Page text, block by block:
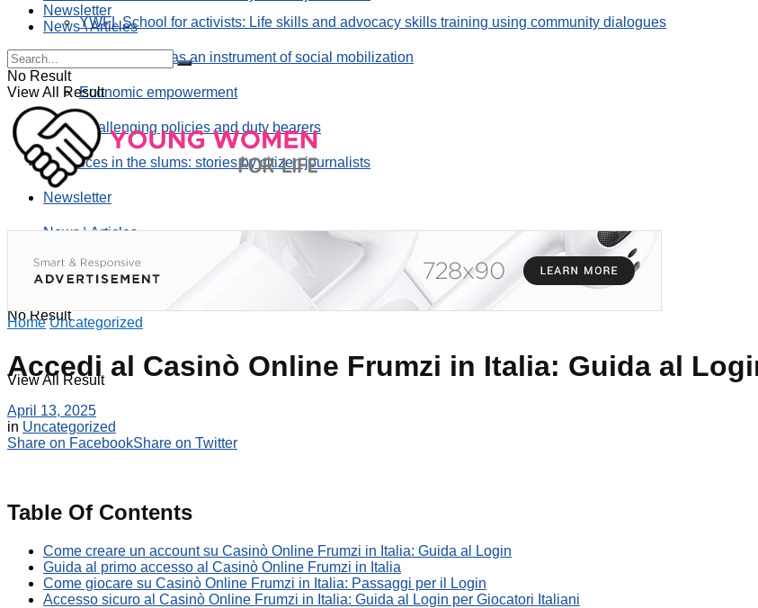
YWFL School for activists: Life skills and advocacy skills training using community dialogues
Using taverns as an instrument of social mobilization
Economic empowerment
Challenging policies and duty bearers
the voices in the slums: stories by citizen journalists
Newsletter
News \ Articles
Newsletter
News \ Articles
No Result
View All Result
No Result
View All Result
Home Uncategorized
Accedi al Casinò Online Frumzi in Italia: Guida al
April 13, 2025
in Uncategorized
Share on FacebookShare on Twitter
Table Of Contents
Come creare un account su Casinò Online Frumzi in Italia: Guida al Login
Guida al primo accesso al Casinò Online Frumzi in Italia
Come giocare su Casinò Online Frumzi in Italia: Passaggi per il Login
Accesso sicuro al Casinò Online Frumzi in Italia: Guida al Login per Giocatori Italiani